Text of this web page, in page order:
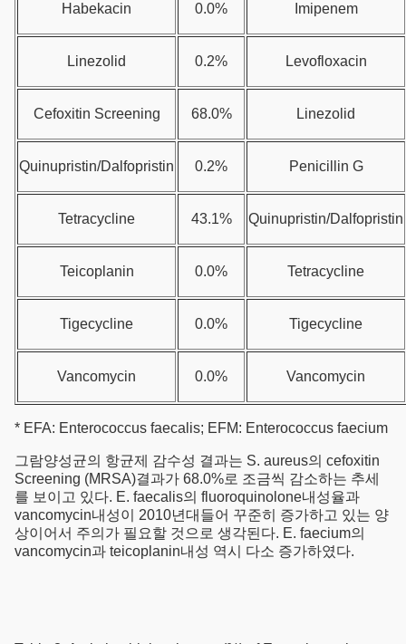
Habekacin 0.0% Imipenem
Linezolid 0.2% Levofloxacin
Cefoxitin Screening 68.0% Linezolid
Quinupristin/Dalfopristin 0.2% Penicillin G
Tetracycline 43.1% Quinupristin/Dalfopristin
Teicoplanin 0.0% Tetracycline
Tigecycline 0.0% Tigecycline
Vancomycin 0.0% Vancomycin
* EFA: Enterococcus faecalis; EFM: Enterococcus faecium
그람양성균의 항균제 감수성 결과는 S. aureus의 cefoxitin
Screening (MRSA)결과가 68.0%로 조금씩 감소하는 추세
를 보이고 있다. E. faecalis의 fluoroquinolone내성율과
vancomycin내성이 2010년대들어 꾸준히 증가하고 있는 양
상이어서 주의가 필요할 것으로 생각된다. E. faecium의
vancomycin과 teicoplanin내성 역시 다소 증가하였다.